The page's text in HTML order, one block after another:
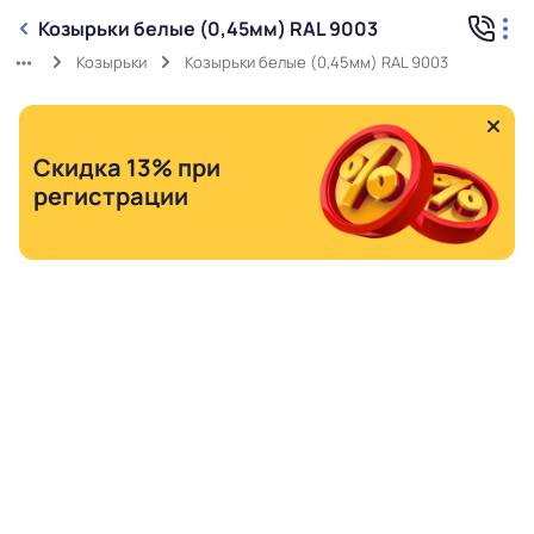
Козырьки белые (0,45мм) RAL 9003
Козырьки Козырьки белые (0,45мм) RAL 9003
Скидка 13% при
регистрации